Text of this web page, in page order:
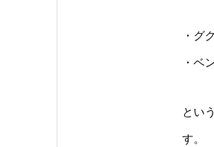
・グ
・ベ
とい
す。